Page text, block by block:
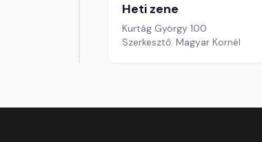
Heti zene
Kurtág György 100
Szerkesztő: Magyar Kornél